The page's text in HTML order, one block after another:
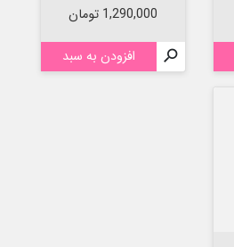
قیمت
1,290,000 تومان
 افزودن به سبد